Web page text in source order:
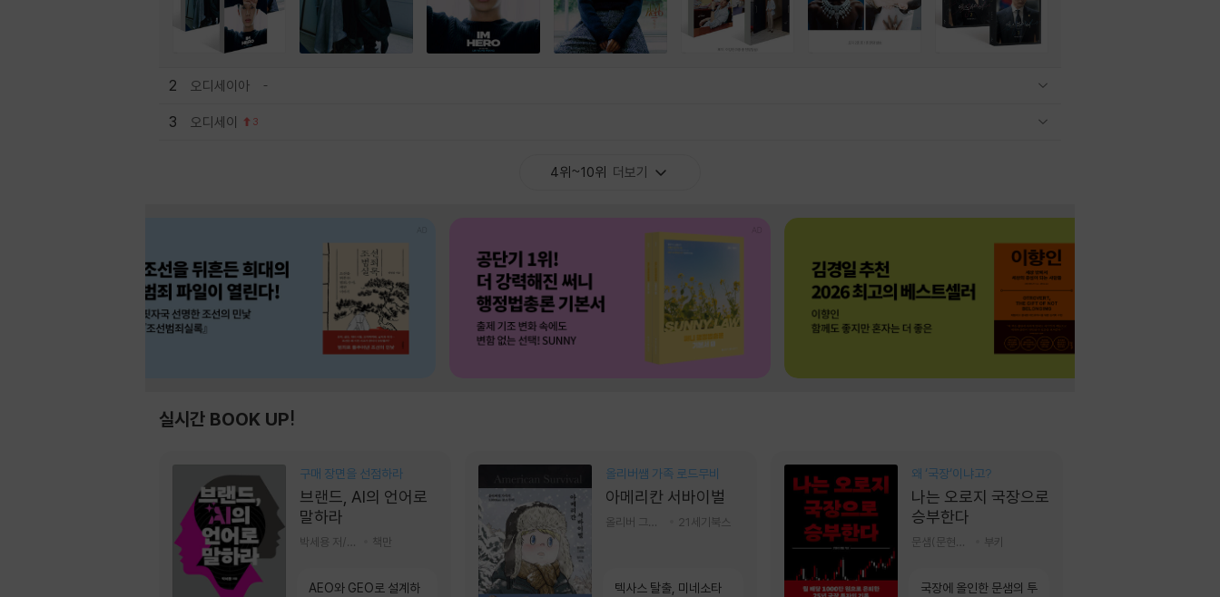
2 오디세이아
3 오디세이 3
4위~10위 더보기
실시간 BOOK UP!
구매 장면을 선점하라
브랜드, AI의 언어로
말하라
책만
AEO와 GEO로 설계하
올리버쌤 가족 로드무비
아메리칸 서바이벌
21세기북스
텍사스 탈출, 미네소타
왜 ‘국장‘이냐고?
나는 오로지 국장으로
승부한다
부키
국장에 올인한 문샘의 투